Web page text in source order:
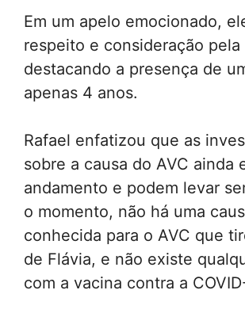
Em um apelo emocionado,
respeito e consideração pela
destacando a presença de
apenas 4 anos.
Rafael enfatizou que as
sobre a causa do AVC ainda
andamento e podem levar
o momento, não há uma
conhecida para o AVC que
de Flávia, e não existe
com a vacina contra a